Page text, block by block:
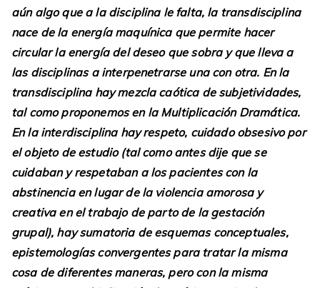
aún algo que a la disciplina le falta, la transdisciplina
nace de la energía maquínica que permite hacer
circular la energía del deseo que sobra y que lleva a
las disciplinas a interpenetrarse una con otra. En la
transdisciplina hay mezcla caótica de subjetividades,
tal como proponemos en la Multiplicación Dramática.
En la interdisciplina hay respeto, cuidado obsesivo por
el objeto de estudio (tal como antes dije que se
cuidaban y respetaban a los pacientes con la
abstinencia en lugar de la violencia amorosa y
creativa en el trabajo de parto de la gestación
grupal), hay sumatoria de esquemas conceptuales,
epistemologías convergentes para tratar la misma
cosa de diferentes maneras, pero con la misma